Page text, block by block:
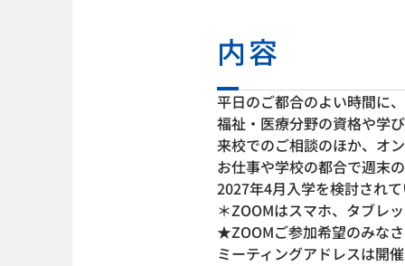
内容
平日のご都合のよい時間に
福祉・医療分野の資格や学
来校でのご相談のほか、オ
お仕事や学校の都合で週末
2027年4月入学を検討され
＊ZOOMはスマホ、タブレ
★ZOOMご参加希望のみな
ミーティングアドレスは開